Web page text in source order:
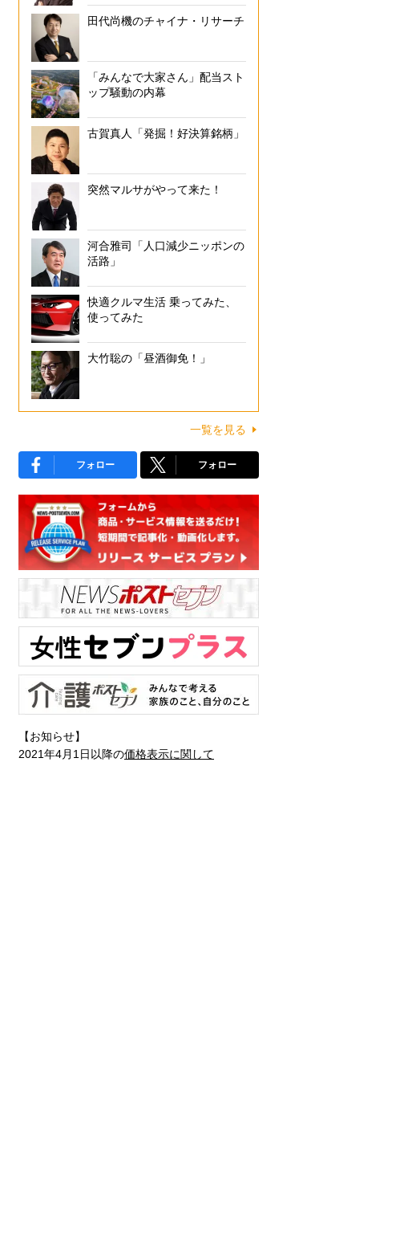
田代尚機のチャイナ・リサーチ
「みんなで大家さん」配当スト
ップ騒動の内幕
古賀真人「発掘！好決算銘柄」
突然マルサがやって来た！
河合雅司「人口減少ニッポンの
活路」
快適クルマ生活 乗ってみた、
使ってみた
大竹聡の「昼酒御免！」
一覧を見る
フォロー フォロー
【お知らせ】
2021年4月1日以降の価格表示に関して